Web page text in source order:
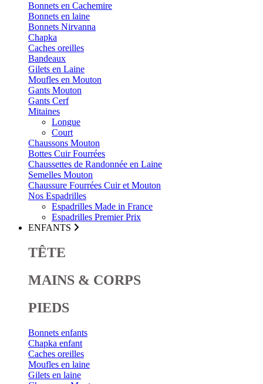
Bonnets en Cachemire
Bonnets en laine
Bonnets Nirvanna
Chapka
Caches oreilles
Bandeaux
Gilets en Laine
Moufles en Mouton
Gants Mouton
Gants Cerf
Mitaines
Longue
Court
Chaussons Mouton
Bottes Cuir Fourrées
Chaussettes de Randonnée en Laine
Semelles Mouton
Chaussure Fourrées Cuir et Mouton
Nos Espadrilles
Espadrilles Made in France
Espadrilles Premier Prix
ENFANTS
TÊTE
MAINS & CORPS
PIEDS
Bonnets enfants
Chapka enfant
Caches oreilles
Moufles en laine
Gilets en laine